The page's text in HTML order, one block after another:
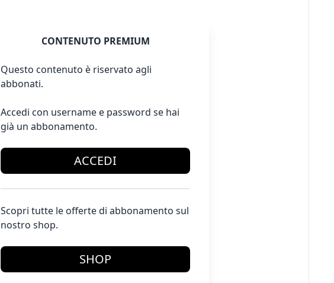
CONTENUTO PREMIUM
Questo contenuto è riservato agli
abbonati.
Accedi con username e password se hai
già un abbonamento.
ACCEDI
Scopri tutte le offerte di abbonamento sul
nostro shop.
SHOP